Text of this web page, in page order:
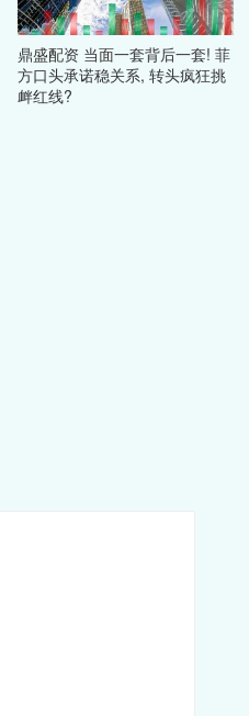
鼎盛配资 当面一套背后一套! 菲
方口头承诺稳关系, 转头疯狂挑
衅红线?